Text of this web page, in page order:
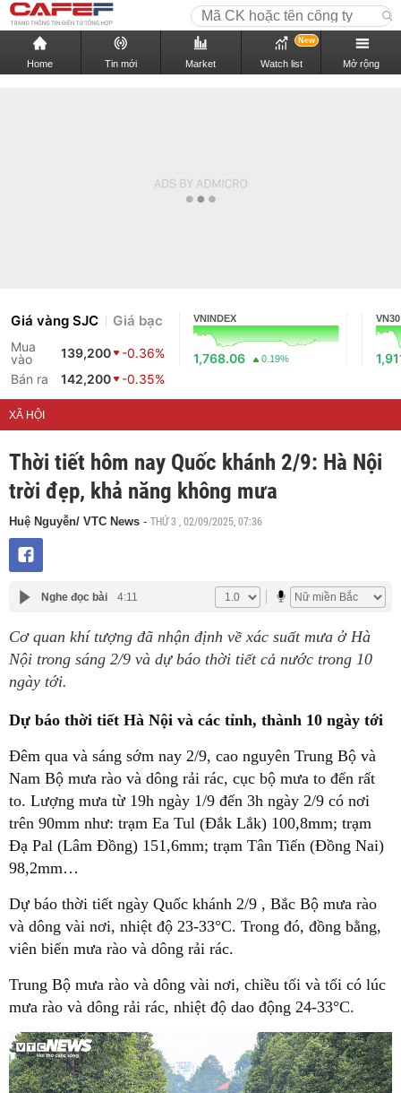
Home Tin mới Market Watch list
New
Mở rộng
Giá vàng SJC Giá bạc
Mua
vào
139,200
-0.36%
Bán ra
142,200 -0.35%
VNINDEX
1,768.06 0.19%
VN30
XÃ HỘI
Thời tiết hôm nay Quốc khánh 2/9: Hà Nội
trời đẹp, khả năng không mưa
Huệ Nguyễn/ VTC News - THỨ 3 , 02/09/2025, 07:36
Nghe đọc bài 4:11
Cơ quan khí tượng đã nhận định về xác suất mưa ở Hà
Nội trong sáng 2/9 và dự báo thời tiết cả nước trong 10
ngày tới.
Dự báo thời tiết Hà Nội và các tỉnh, thành 10 ngày tới
Đêm qua và sáng sớm nay 2/9, cao nguyên Trung Bộ và
Nam Bộ mưa rào và dông rải rác, cục bộ mưa to đến rất
to. Lượng mưa từ 19h ngày 1/9 đến 3h ngày 2/9 có nơi
trên 90mm như: trạm Ea Tul (Đắk Lắk) 100,8mm; trạm
Đạ Pal (Lâm Đồng) 151,6mm; trạm Tân Tiến (Đồng Nai)
98,2mm…
Dự báo thời tiết ngày Quốc khánh 2/9 , Bắc Bộ mưa rào
và dông vài nơi, nhiệt độ 23-33°C. Trong đó, đồng bằng,
viên biển mưa rào và dông rải rác.
Trung Bộ mưa rào và dông vài nơi, chiều tối và tối có lúc
mưa rào và dông rải rác, nhiệt độ dao động 24-33°C.